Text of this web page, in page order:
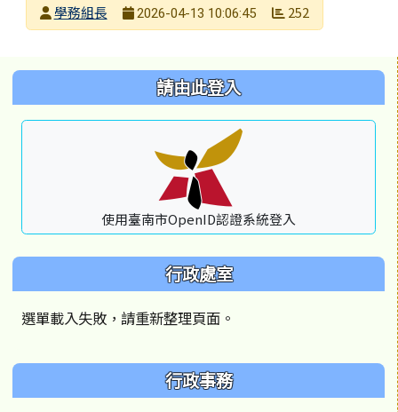
發布者
學務組長
2026-04-13 10:06:45 252
左邊區域內容 請由此登入
使用臺南市OpenID認證系統登入
行政處室
選單載入失敗，請重新整理頁面。
行政事務